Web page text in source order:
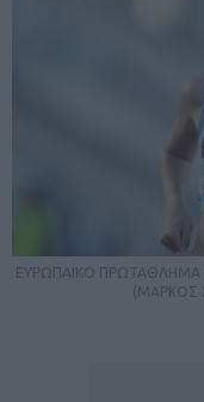
ΕΥΡΩΠΑΙΚΟ ΠΡΩΤΑΘΛΗΜΑ
(ΜΑΡΚΟΣ